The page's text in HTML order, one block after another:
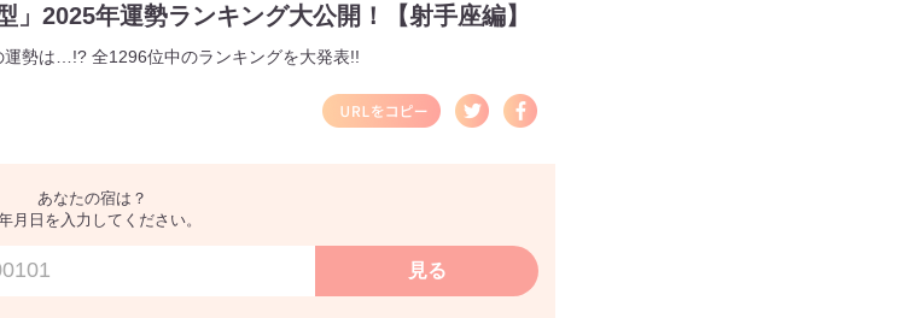
2025年運勢ランキング大公開！【射手座編】
勢は…!? 全1296位中のランキングを大発表!!
あなたの宿は？
月日を入力してください。
見る